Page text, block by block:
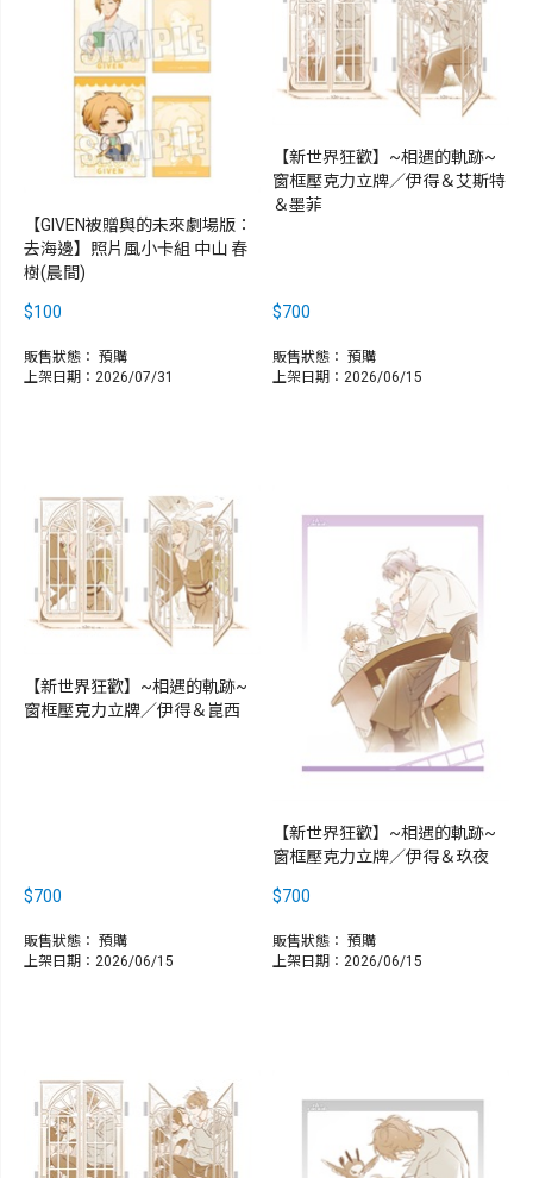
【GIVEN被贈與的未來劇場版：
去海邊】照片風小卡組 中山 春
樹(晨間)
$100
販售狀態： 預購
上架日期：2026/07/31
【新世界狂歡】~相遇的軌跡~
窗框壓克力立牌／伊得＆艾斯特
＆墨菲
$700
販售狀態： 預購
上架日期：2026/06/15
【新世界狂歡】~相遇的軌跡~
窗框壓克力立牌／伊得＆崑西
$700
販售狀態： 預購
上架日期：2026/06/15
【新世界狂歡】~相遇的軌跡~
窗框壓克力立牌／伊得＆玖夜
$700
販售狀態： 預購
上架日期：2026/06/15